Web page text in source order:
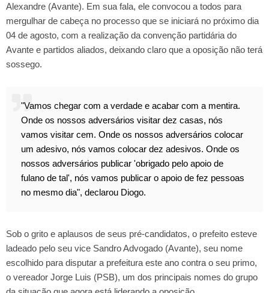
Alexandre (Avante). Em sua fala, ele convocou a todos para
mergulhar de cabeça no processo que se iniciará no próximo dia
04 de agosto, com a realização da convenção partidária do
Avante e partidos aliados, deixando claro que a oposição não terá
sossego.
"Vamos chegar com a verdade e acabar com a mentira.
Onde os nossos adversários visitar dez casas, nós
vamos visitar cem. Onde os nossos adversários colocar
um adesivo, nós vamos colocar dez adesivos. Onde os
nossos adversários publicar 'obrigado pelo apoio de
fulano de tal', nós vamos publicar o apoio de fez pessoas
no mesmo dia", declarou Diogo.
Sob o grito e aplausos de seus pré-candidatos, o prefeito esteve
ladeado pelo seu vice Sandro Advogado (Avante), seu nome
escolhido para disputar a prefeitura este ano contra o seu primo,
o vereador Jorge Luis (PSB), um dos principais nomes do grupo